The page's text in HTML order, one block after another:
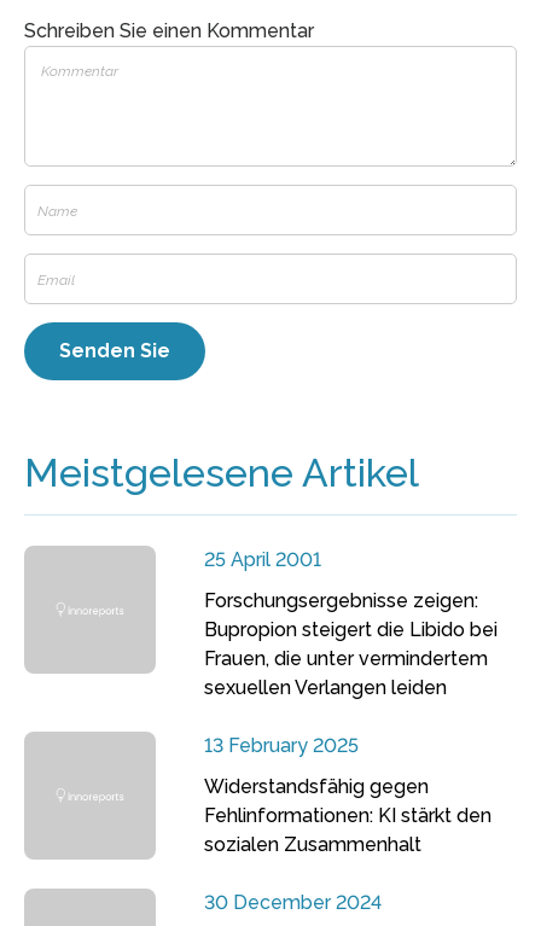
Schreiben Sie einen Kommentar
Meistgelesene Artikel
25 April 2001
Forschungsergebnisse zeigen:
Bupropion steigert die Libido bei
Frauen, die unter vermindertem
sexuellen Verlangen leiden
13 February 2025
Widerstandsfähig gegen
Fehlinformationen: KI stärkt den
sozialen Zusammenhalt
30 December 2024